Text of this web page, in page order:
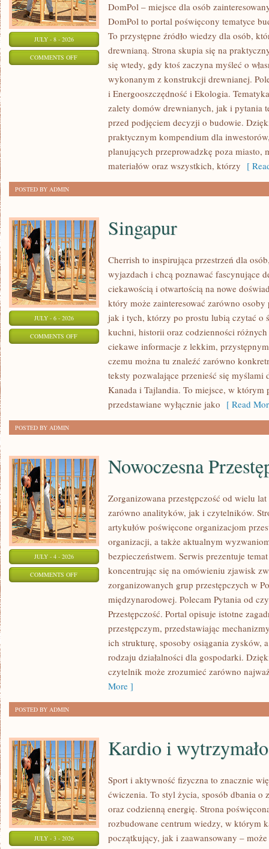
JULY - 8 - 2026
COMMENTS OFFON
DomPol – miejsce dla osób
DomPol to portal poświęcony tematyce
To przystępne źródło wiedzy dla osób,
drewnianą. Strona skupia się na
się wtedy, gdy ktoś zaczyna myśleć o
wykonanym z konstrukcji drewnianej.
i Energooszczędność i Ekologia.
zalety domów drewnianych, jak i pytania
przed podjęciem decyzji o budowie.
praktycznym kompendium dla
planujących przeprowadzkę poza miasto,
materiałów oraz wszystkich, którzy [
POSTED BY ADMIN
JULY - 6 - 2026
COMMENTS OFFON
Singapur
Cherrish to inspirująca przestrzeń dla
wyjazdach i chcą poznawać fascynujące
ciekawością i otwartością na nowe
który może zainteresować zarówno
jak i tych, którzy po prostu lubią czytać o
kuchni, historii oraz codzienności
ciekawe informacje z lekkim,
czemu można tu znaleźć zarówno
teksty pozwalające przenieść się myślami
Kanada i Tajlandia. To miejsce, w którym
przedstawiane wyłącznie jako [ Read
POSTED BY ADMIN
JULY - 4 - 2026
COMMENTS OFFON
NOWOCZESNA
PRZESTĘPCZOŚĆ
Nowoczesna
Zorganizowana przestępczość od wielu
zarówno analityków, jak i czytelników.
artykułów poświęcone organizacjom
organizacji, a także aktualnym
bezpieczeństwem. Serwis prezentuje
koncentrując się na omówieniu zjawisk
zorganizowanych grup przestępczych w
międzynarodowej. Polecam Pytania od
Przestępczość. Portal opisuje istotne
przestępczym, przedstawiając
ich strukturę, sposoby osiągania zysków,
rodzaju działalności dla gospodarki.
czytelnik może zrozumieć zarówno
More ]
POSTED BY ADMIN
JULY - 3 - 2026
Kardio i
Sport i aktywność fizyczna to znacznie
ćwiczenia. To styl życia, sposób dbania o
oraz codzienną energię. Strona
rozbudowane centrum wiedzy, w którym
początkujący, jak i zaawansowany –